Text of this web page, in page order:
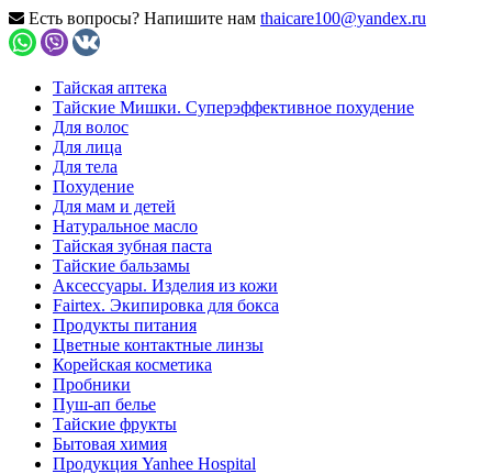
Есть вопросы? Напишите нам thaicare100@yandex.ru
Тайская аптека
Тайские Мишки. Суперэффективное похудение
Для волос
Для лица
Для тела
Похудение
Для мам и детей
Натуральное масло
Тайская зубная паста
Тайские бальзамы
Аксессуары. Изделия из кожи
Fairtex. Экипировка для бокса
Продукты питания
Цветные контактные линзы
Корейская косметика
Пробники
Пуш-ап белье
Тайские фрукты
Бытовая химия
Продукция Yanhee Hospital